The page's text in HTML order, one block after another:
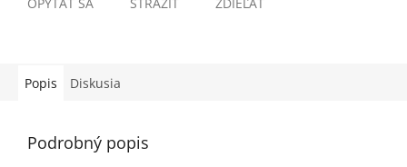
Popis Diskusia
Podrobný popis